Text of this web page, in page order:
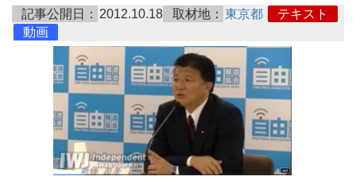
記事公開日： 2012.10.18 取材地： 東京都
テキスト
動画